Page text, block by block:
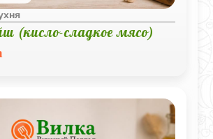
(кисло-сладкое мясо)